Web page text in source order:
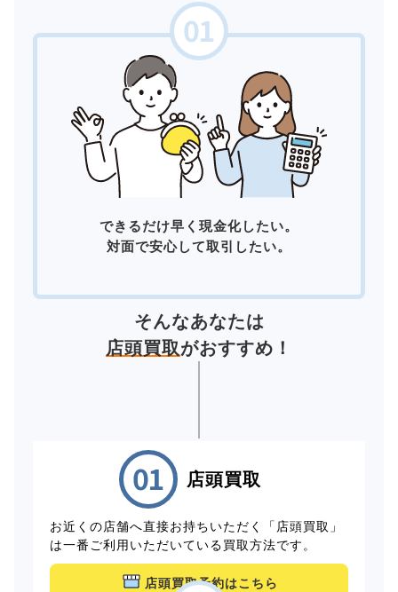
できるだけ早く現金化したい。
対面で安心して取引したい。
そんなあなたは
店頭買取がおすすめ！
店頭買取
お近くの店舗へ直接お持ちいただく「店頭買取」
は一番ご利用いただいている買取方法です。
店頭買取予約はこちら